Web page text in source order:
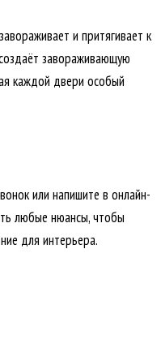
и притягивает к
завораживающую
каждой двери особый
или напишите в онлайн-
любые нюансы, чтобы
для интерьера.